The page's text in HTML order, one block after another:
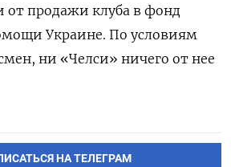
от продажи клуба в фонд
Украине. По условиям
ни «Челси» ничего от нее
НА ТЕЛЕГРАМ